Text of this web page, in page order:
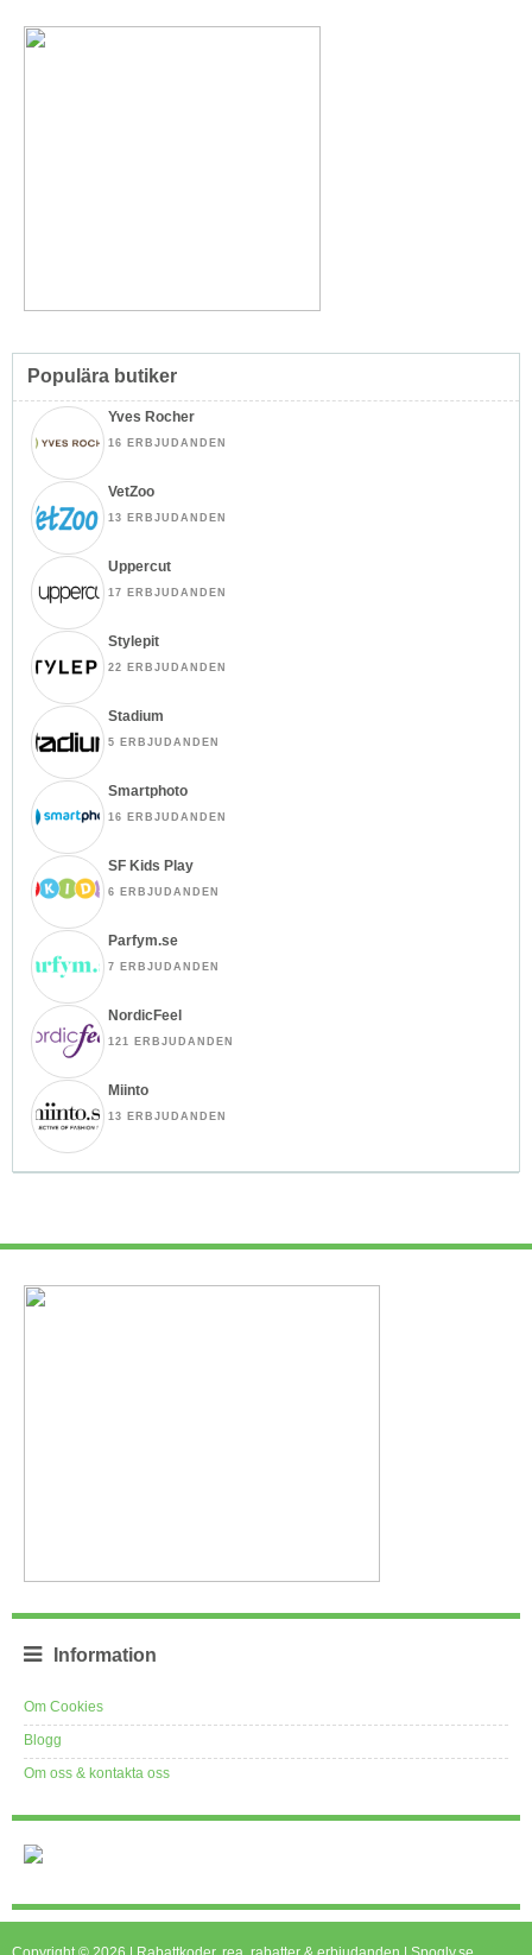
Populära butiker
Yves Rocher
16 ERBJUDANDEN
VetZoo
13 ERBJUDANDEN
Uppercut
17 ERBJUDANDEN
Stylepit
22 ERBJUDANDEN
Stadium
5 ERBJUDANDEN
Smartphoto
16 ERBJUDANDEN
SF Kids Play
6 ERBJUDANDEN
Parfym.se
7 ERBJUDANDEN
NordicFeel
121 ERBJUDANDEN
Miinto
13 ERBJUDANDEN
Information
Om Cookies
Blogg
Om oss & kontakta oss